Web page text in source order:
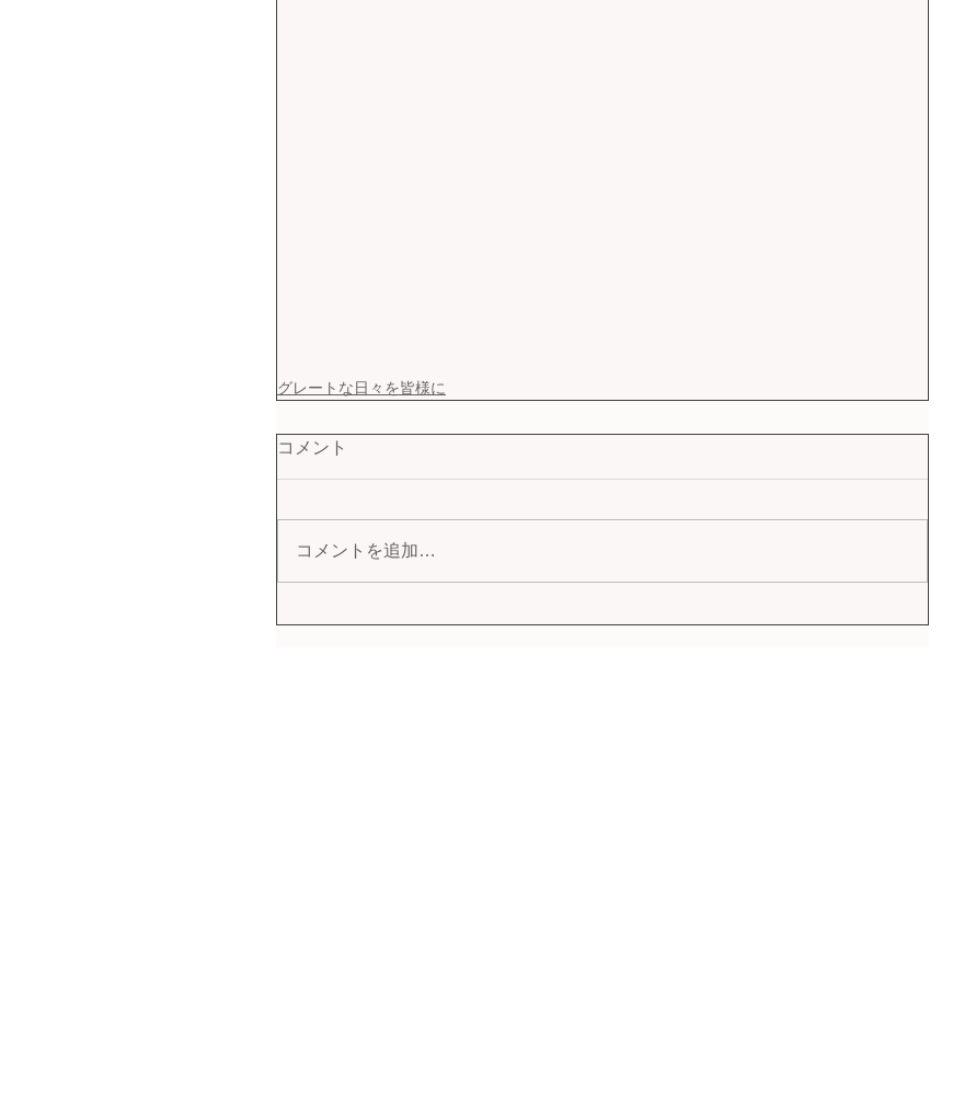
グレートな日々を皆様に
コメント
コメントを追加…